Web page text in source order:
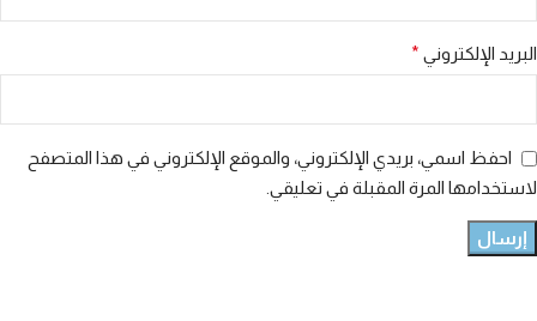
البريد الإلكتروني *
احفظ اسمي، بريدي الإلكتروني، والموقع الإلكتروني في هذا المتصفح
لاستخدامها المرة المقبلة في تعليقي.